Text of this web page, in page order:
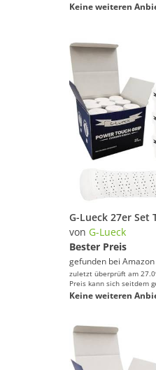
Keine weiteren
von G-Lueck
Bester Preis
gefunden bei Amazon
zuletzt überprüft am
Preis kann sich seitdem
Keine weiteren